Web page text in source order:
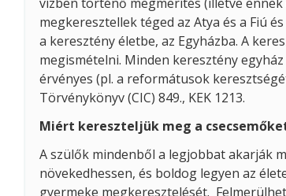
megkeresztellek téged az Atya és a Fiú
a keresztény életbe, az Egyházba. A
megismételni. Minden keresztény
érvényes (pl. a reformátusok
Törvénykönyv (CIC) 849., KEK 1213.
Miért kereszteljük meg a
A szülők mindenből a legjobbat akarják
növekedhessen, és boldog legyen az
gyermeke megkeresztelését.